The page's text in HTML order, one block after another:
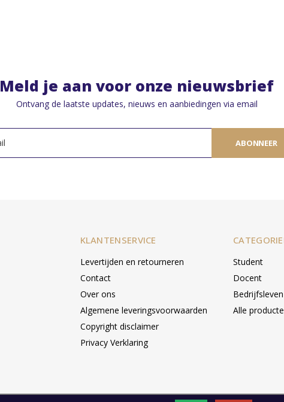
Meld je aan voor onze nieuwsbrief
Ontvang de laatste updates, nieuws en aanbiedingen via email
ABONNEER
KLANTENSERVICE
Levertijden en retourneren
Contact
Over ons
Algemene leveringsvoorwaarden
Copyright disclaimer
Privacy Verklaring
Student
Docent
Bedrijfsleven
Alle